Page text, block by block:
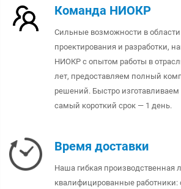
Команда НИОКР
Сильные возможности в области
проектирования и разработки,
НИОКР с опытом работы в
лет, предоставляем полный
решений. Быстро изготавливаем
самый короткий срок — 1 день.
Время доставки
Наша гибкая производственная
квалифицированные работники: